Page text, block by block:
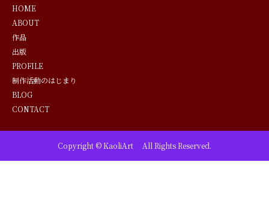
HOME
ABOUT
作品
出版
PROFILE
制作活動のはじまり
BLOG
CONTACT
Copyright © KaoliArt All Rights Reserved.